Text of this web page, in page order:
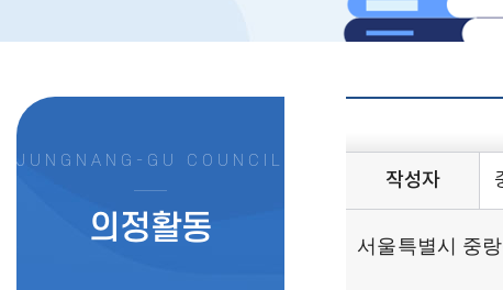
JUNGNANG-GU COUNCIL
의정활동
작성자
서울특별시 중